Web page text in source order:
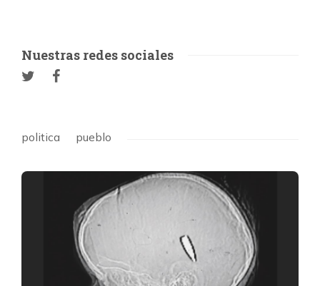
Nuestras redes sociales
politica pueblo